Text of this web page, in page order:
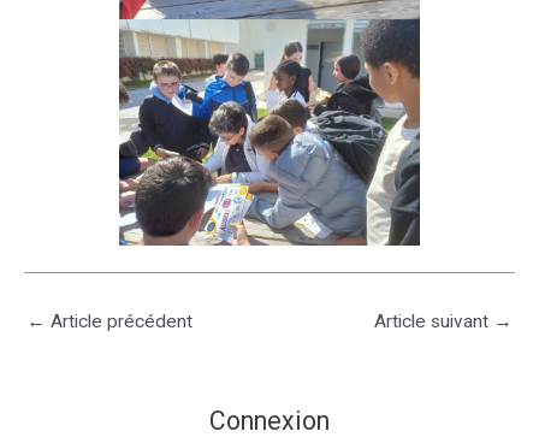
← Article précédent Article suivant →
Connexion